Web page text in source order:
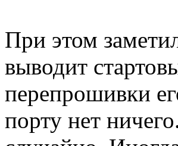
При этом
выводит
перепрошивки
порту нет